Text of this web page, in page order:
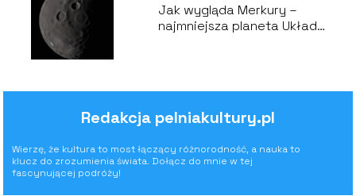
Jak wygląda Merkury –
najmniejsza planeta Układu
Redakcja pelniakultury.pl
Wierzę, że kultura to most łączący różnorodność, a nauka to
klucz do zrozumienia świata. Dołącz do mnie w tej
fascynującej podróży!